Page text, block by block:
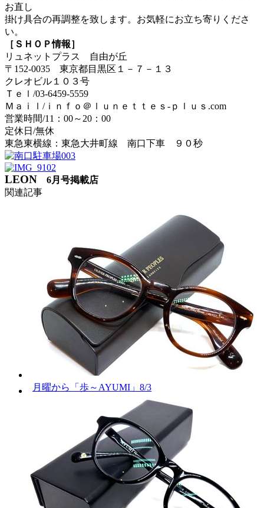
お直し
掛け具合の再調整を致します。お気軽にお立ち寄りくださ
い。
［ＳＨＯＰ情報］
リュネットプラス 自由が丘
〒152-0035 東京都目黒区１－７－１３
クレオビル１０３号
Ｔｅｌ/03-6459-5559
Ｍａｉｌ/ｉｎｆｏ＠ｌｕｎｅｔｔｅｓ-ｐｌｕｓ.com
営業時間/11：00～20：00
定休日/無休
東急東横線：東急大井町線 南口下車 ９０秒
LEON 6月号掲載店
関連記事
月曜から「歩～AYUMI」8/3